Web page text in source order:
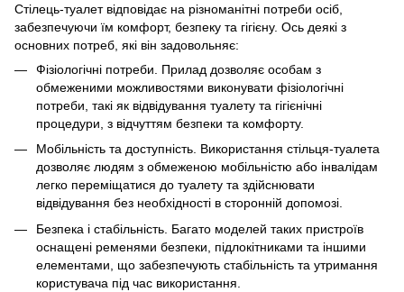
Стілець-туалет відповідає на різноманітні потреби осіб,
забезпечуючи їм комфорт, безпеку та гігієну. Ось деякі з
основних потреб, які він задовольняє:
Фізіологічні потреби. Прилад дозволяє особам з
обмеженими можливостями виконувати фізіологічні
потреби, такі як відвідування туалету та гігієнічні
процедури, з відчуттям безпеки та комфорту.
Мобільність та доступність. Використання стільця-туалета
дозволяє людям з обмеженою мобільністю або інвалідам
легко переміщатися до туалету та здійснювати
відвідування без необхідності в сторонній допомозі.
Безпека і стабільність. Багато моделей таких пристроїв
оснащені ременями безпеки, підлокітниками та іншими
елементами, що забезпечують стабільність та утримання
користувача під час використання.